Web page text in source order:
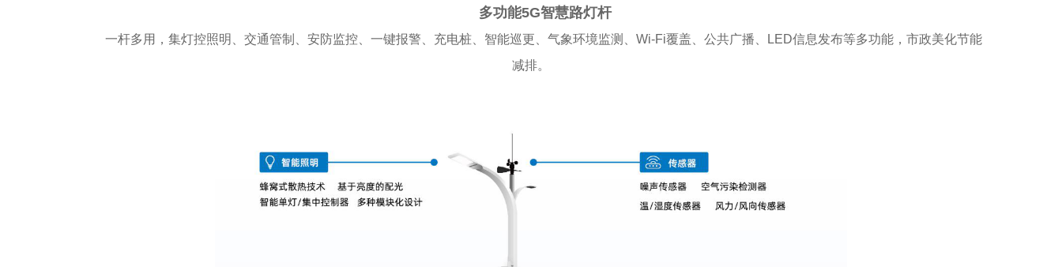
多功能5G智慧路灯杆
一杆多用，集灯控照明、交通管制、安防监控、一键报警、充电桩、智能巡更、气象环境监测、Wi-Fi覆盖、公共广播、LED信息发布等多功能，市政美化节能
减排。